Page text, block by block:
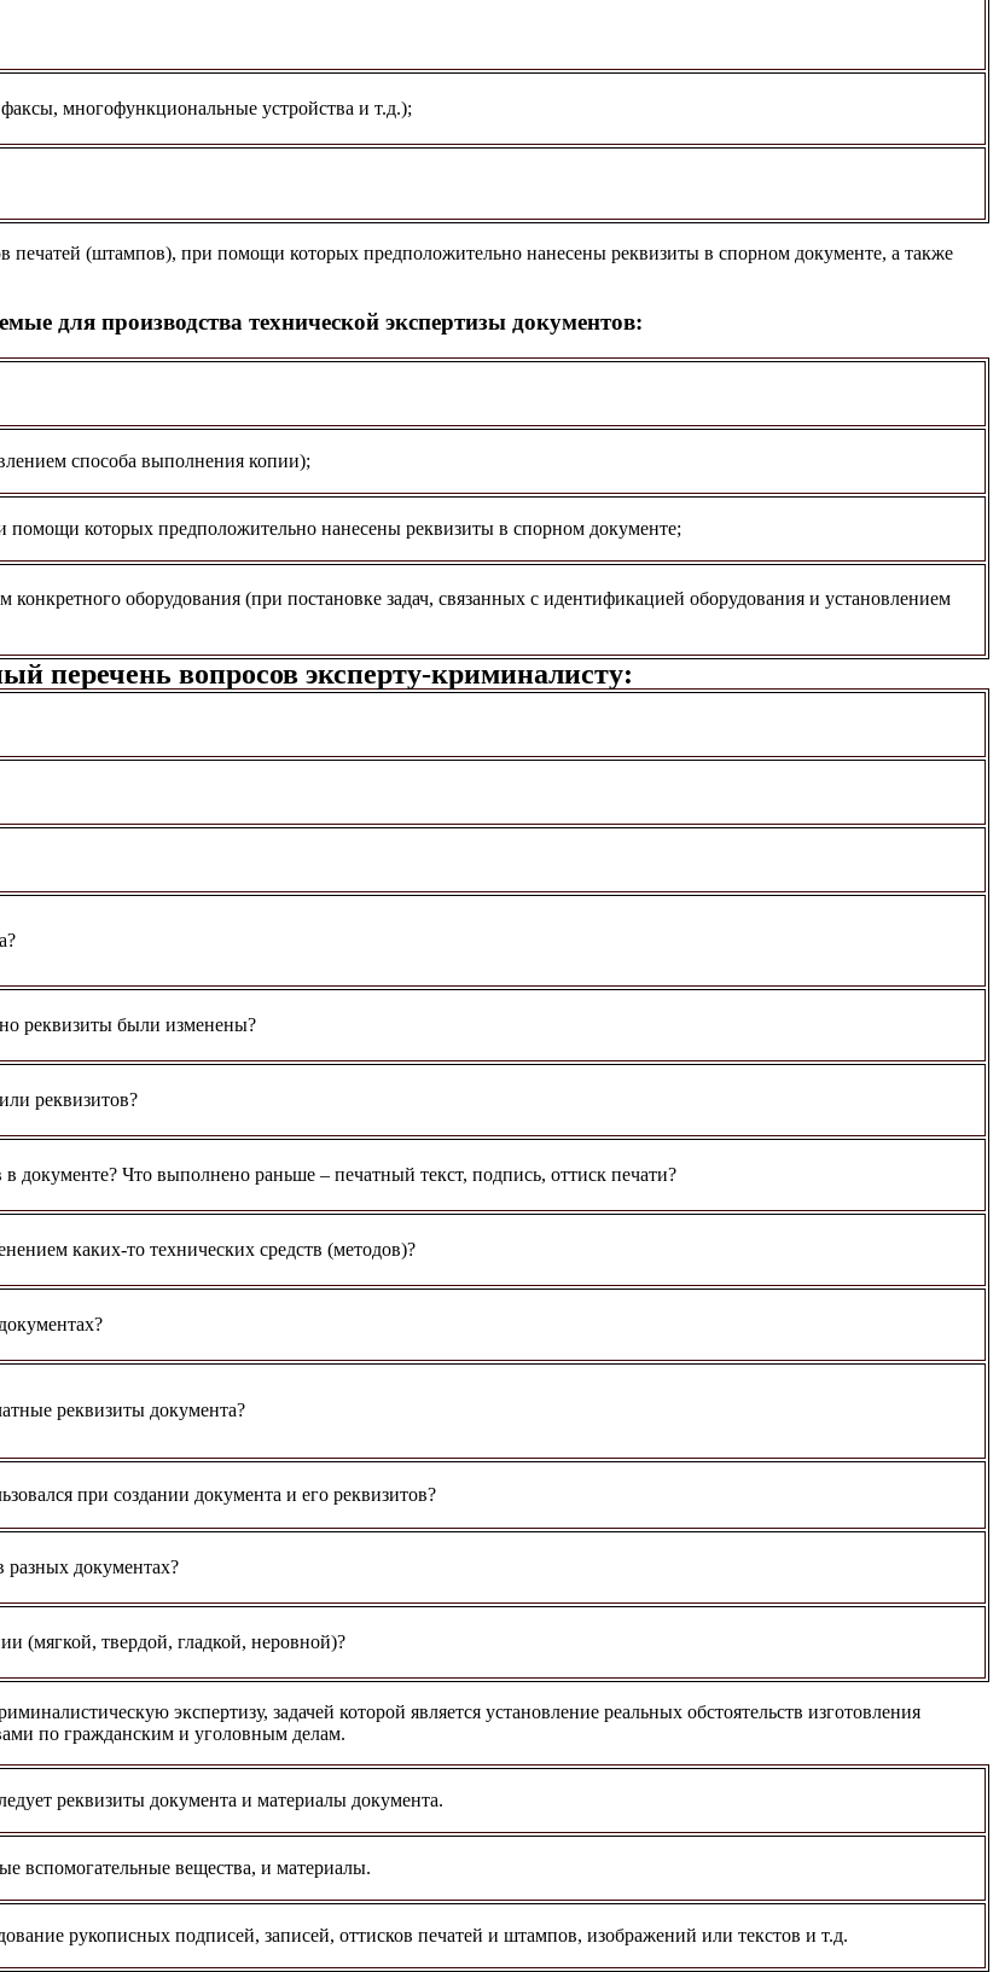
многофункциональные устройства и т.д.);
печатей (штампов), при помощи которых предположительно нанесены реквизиты в спорном документе, а также
для производства технической экспертизы документов:
способа выполнения копии);
которых предположительно нанесены реквизиты в спорном документе;
оборудования (при постановке задач, связанных с идентификацией оборудования и установлением
перечень вопросов эксперту-криминалисту:
реквизиты были изменены?
реквизитов?
документе? Что выполнено раньше – печатный текст, подпись, оттиск печати?
каких-то технических средств (методов)?
реквизиты документа?
при создании документа и его реквизитов?
документах?
(мягкой, твердой, гладкой, неровной)?
экспертизу, задачей которой является установление реальных обстоятельств изготовления
по гражданским и уголовным делам.
реквизиты документа и материалы документа.
вспомогательные вещества, и материалы.
рукописных подписей, записей, оттисков печатей и штампов, изображений или текстов и т.д.